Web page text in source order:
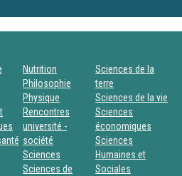
Nutrition
Philosophie
Physique
Rencontres
université -
société
Sciences
Sciences de
Sciences de la
terre
Sciences de la vie
Sciences
économiques
Sciences
Humaines et
Sociales